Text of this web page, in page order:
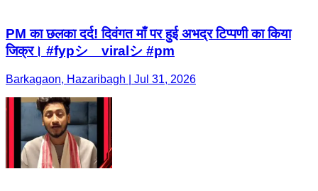
PM का छलका दर्द! दिवंगत माँ पर हुई अभद्र टिप्पणी का किया
जिक्र। #fypシ゚viralシ #pm
Barkagaon, Hazaribagh | Jul 31, 2026